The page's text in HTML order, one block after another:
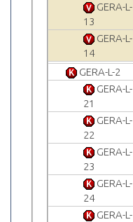
GERA-L-
13
GERA-L-
14
GERA-L-2
GERA-L-
21
GERA-L-
22
GERA-L-
23
GERA-L-
24
GERA-L-